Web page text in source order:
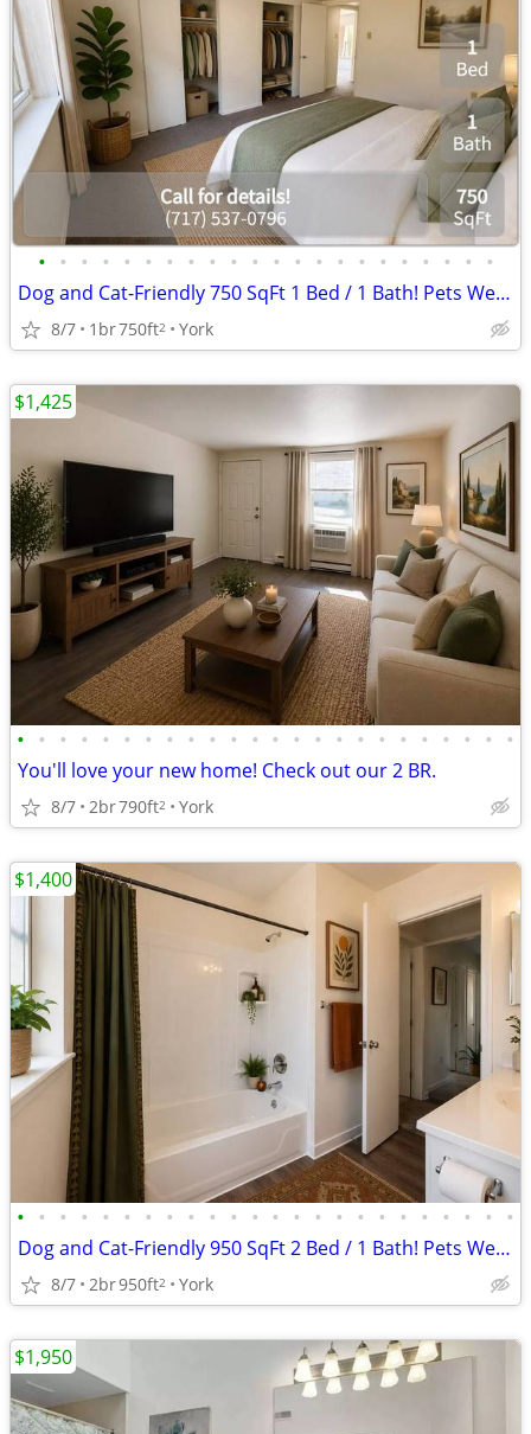
• • • • • • • • • • • • • • • • • • • • • •
Dog and Cat-Friendly 750 SqFt 1 Bed / 1 Bath! Pets Welcome Here!
8/7 1br750ft2 York
• • • • • • • • • • • • • • • • • • • • • • • •
You'll love your new home! Check out our 2 BR.
8/7 2br790ft2 York
$1,425
• • • • • • • • • • • • • • • • • • • • • • • •
Dog and Cat-Friendly 950 SqFt 2 Bed / 1 Bath! Pets Welcome Here!
8/7 2br950ft2 York
$1,400
$1,950